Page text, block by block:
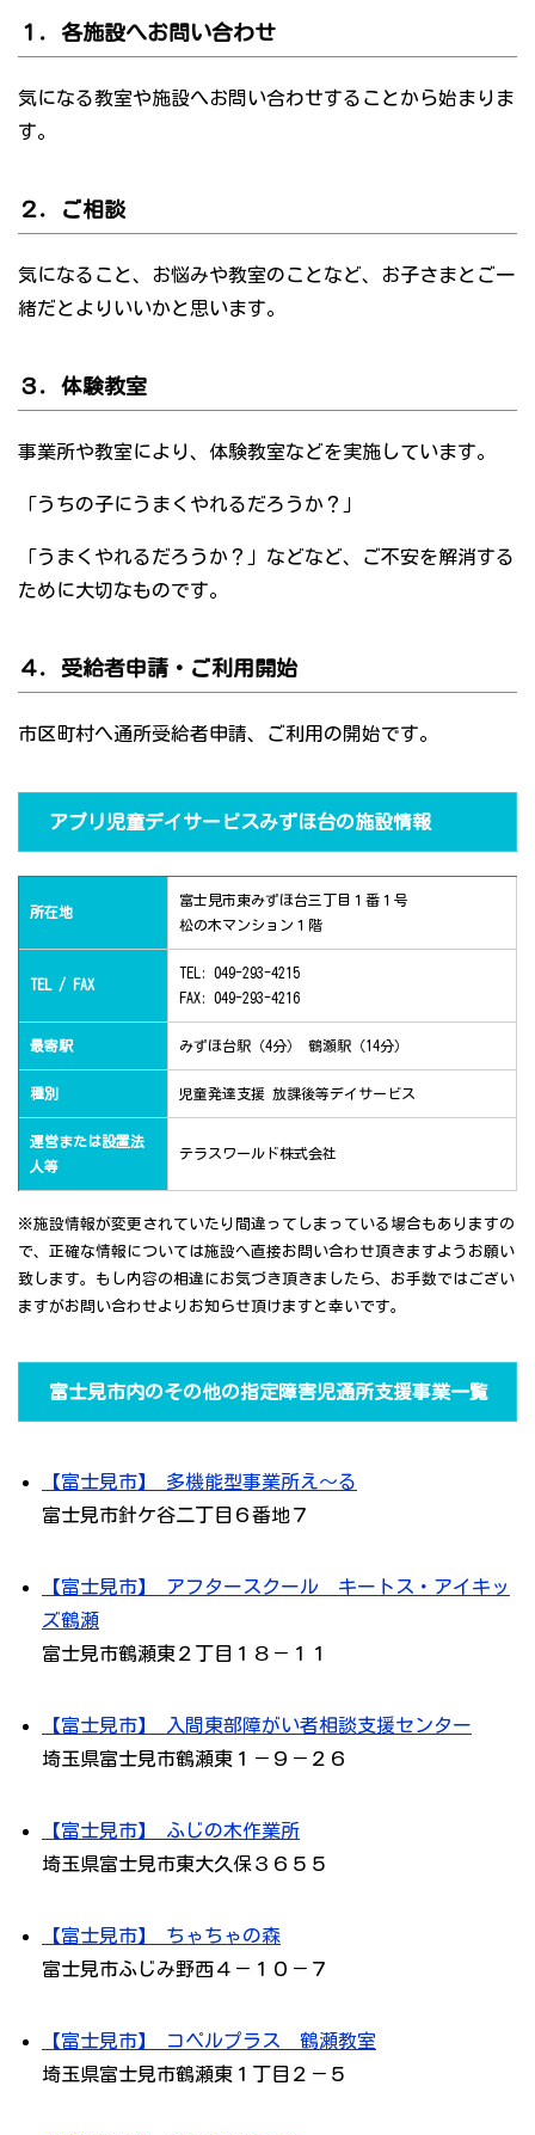
１．各施設へお問い合わせ
気になる教室や施設へお問い合わせすることから始まりま
す。
２．ご相談
気になること、お悩みや教室のことなど、お子さまとご一
緒だとよりいいかと思います。
３．体験教室
事業所や教室により、体験教室などを実施しています。
「うちの子にうまくやれるだろうか？」
「うまくやれるだろうか？」などなど、ご不安を解消する
ために大切なものです。
４．受給者申請・ご利用開始
市区町村へ通所受給者申請、ご利用の開始です。
アプリ児童デイサービスみずほ台の施設情報
所在地
富士見市東みずほ台三丁目１番１号
松の木マンション１階
TEL / FAX
TEL: 049-293-4215
FAX: 049-293-4216
最寄駅 みずほ台駅（4分） 鶴瀬駅（14分）
種別 児童発達支援 放課後等デイサービス
運営または設置法
人等
テラスワールド株式会社
※施設情報が変更されていたり間違ってしまっている場合もありますの
で、正確な情報については施設へ直接お問い合わせ頂きますようお願い
致します。もし内容の相違にお気づき頂きましたら、お手数ではござい
ますがお問い合わせよりお知らせ頂けますと幸いです。
富士見市内のその他の指定障害児通所支援事業一覧
【富士見市】 多機能型事業所え～る
富士見市針ケ谷二丁目６番地７
【富士見市】 アフタースクール キートス・アイキッ
ズ鶴瀬
富士見市鶴瀬東２丁目１８－１１
【富士見市】 入間東部障がい者相談支援センター
埼玉県富士見市鶴瀬東１－９－２６
【富士見市】 ふじの木作業所
埼玉県富士見市東大久保３６５５
【富士見市】 ちゃちゃの森
富士見市ふじみ野西４－１０－７
【富士見市】 コペルプラス 鶴瀬教室
埼玉県富士見市鶴瀬東１丁目２－５